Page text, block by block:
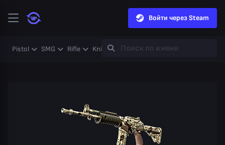
Войти через Steam
Pistol SMG Rifle Knife Gloves Heavy